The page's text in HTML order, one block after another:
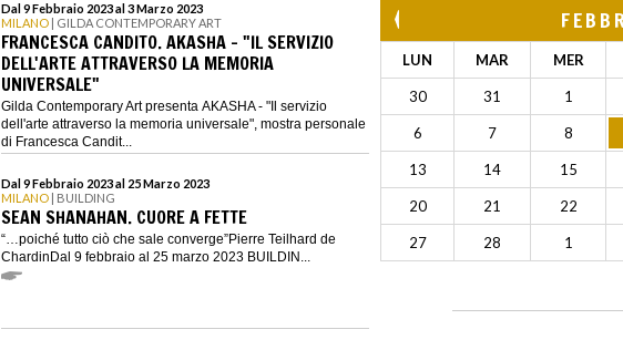
Dal 9 Febbraio 2023 al 3 Marzo 2023
MILANO | GILDA CONTEMPORARY ART
FRANCESCA CANDITO. AKASHA - "IL SERVIZIO
DELL'ARTE ATTRAVERSO LA MEMORIA
UNIVERSALE"
Gilda Contemporary Art presenta AKASHA - "Il servizio
dell'arte attraverso la memoria universale", mostra personale
di Francesca Candit...
Dal 9 Febbraio 2023 al 25 Marzo 2023
MILANO | BUILDING
SEAN SHANAHAN. CUORE A FETTE
“…poiché tutto ciò che sale converge”Pierre Teilhard de
ChardinDal 9 febbraio al 25 marzo 2023 BUILDIN...
LUN MAR MER
30 31 1
6 7 8
13 14 15
20 21 22
27 28 1